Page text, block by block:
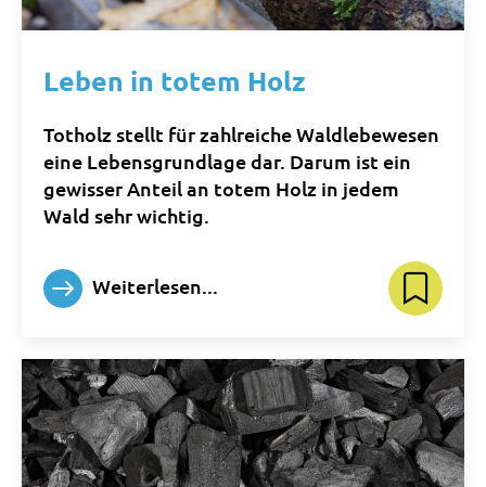
Leben in totem Holz
Totholz stellt für zahlreiche Waldlebewesen
eine Lebensgrundlage dar. Darum ist ein
gewisser Anteil an totem Holz in jedem
Wald sehr wichtig.
Weiterlesen...